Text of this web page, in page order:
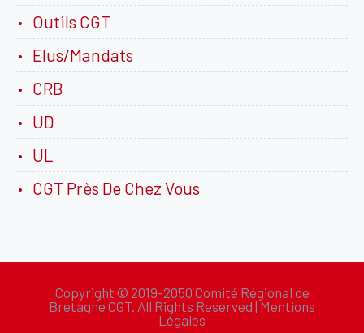
Outils CGT
Elus/Mandats
CRB
UD
UL
CGT Près De Chez Vous
Copyright © 2019-2050 Comité Régional de
Bretagne CGT. All Rights Reserved | Mentions
Légales